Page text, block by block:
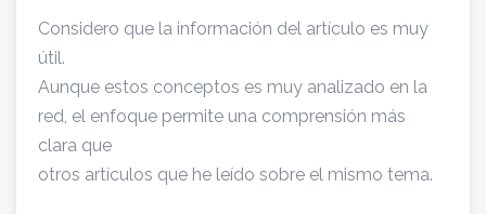
Considero que la información del artículo es muy
útil.
Aunque estos conceptos es muy analizado en la
red, el enfoque permite una comprensión más
clara que
otros artículos que he leído sobre el mismo tema.